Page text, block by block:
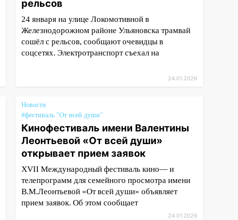
рельсов
24 января на улице Локомотивной в
Железнодорожном районе Ульяновска трамвай
сошёл с рельсов, сообщают очевидцы в
соцсетях. Электротранспорт съехал на
24.01.2026
Новости
#фестиваль "От всей души"
Кинофестиваль имени Валентины
Леонтьевой «От всей души»
открывает прием заявок
XVII Международный фестиваль кино— и
телепрограмм для семейного просмотра имени
В.М.Леонтьевой «От всей души» объявляет
прием заявок. Об этом сообщает
24.01.2026